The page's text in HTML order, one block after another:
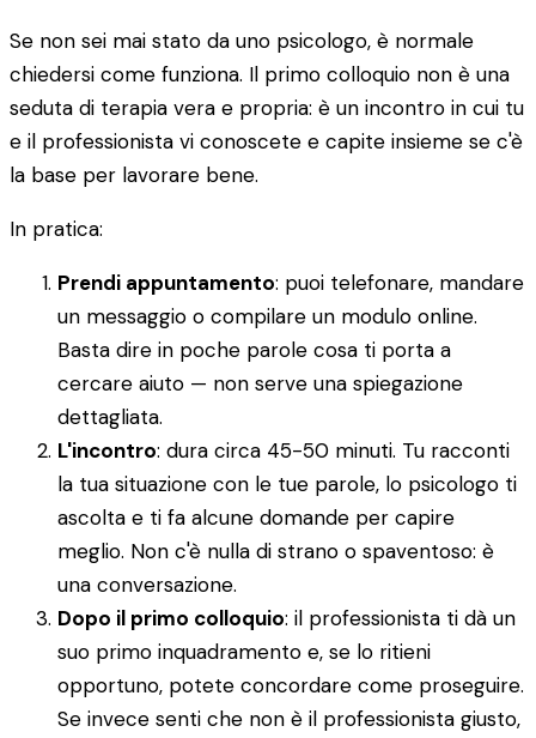
Se non sei mai stato da uno psicologo, è normale
chiedersi come funziona. Il primo colloquio non è una
seduta di terapia vera e propria: è un incontro in cui tu
e il professionista vi conoscete e capite insieme se c'è
la base per lavorare bene.
In pratica:
Prendi appuntamento: puoi telefonare, mandare
un messaggio o compilare un modulo online.
Basta dire in poche parole cosa ti porta a
cercare aiuto — non serve una spiegazione
dettagliata.
L'incontro: dura circa 45-50 minuti. Tu racconti
la tua situazione con le tue parole, lo psicologo ti
ascolta e ti fa alcune domande per capire
meglio. Non c'è nulla di strano o spaventoso: è
una conversazione.
Dopo il primo colloquio: il professionista ti dà un
suo primo inquadramento e, se lo ritieni
opportuno, potete concordare come proseguire.
Se invece senti che non è il professionista giusto,